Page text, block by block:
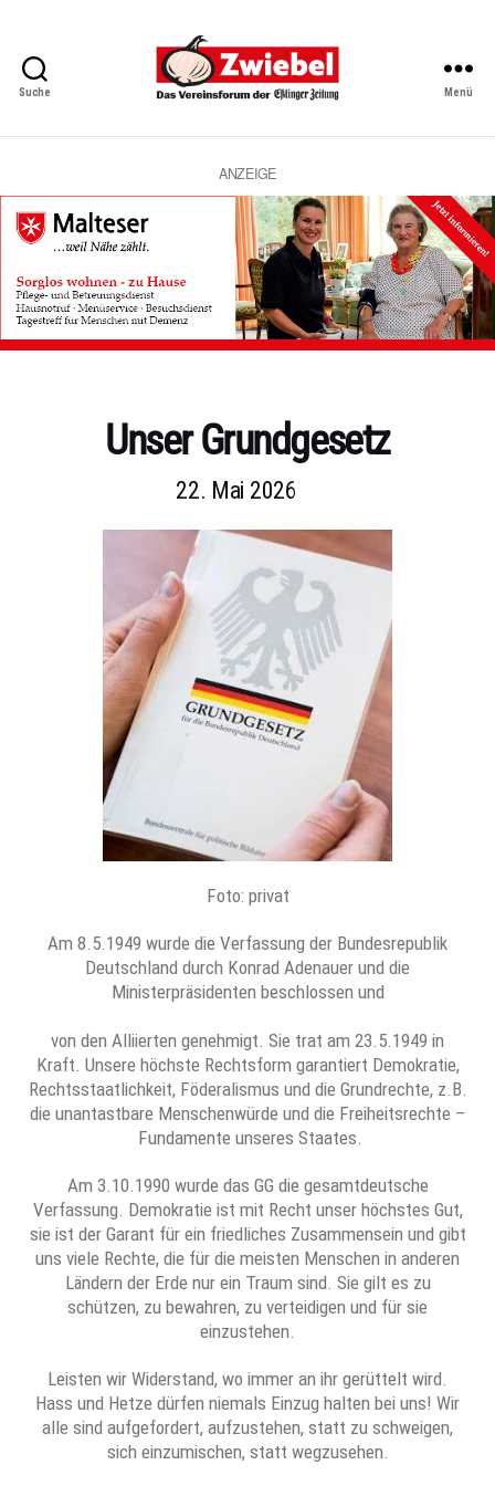
Suche
Vereinsforum
Eßlinger
Zeitung
Menü
ANZEIGE
Unser Grundgesetz
22. Mai 2026
Foto: privat
Am 8.5.1949 wurde die Verfassung der Bundesrepublik
Deutschland durch Konrad Adenauer und die
Ministerpräsidenten beschlossen und
von den Alliierten genehmigt. Sie trat am 23.5.1949 in
Kraft. Unsere höchste Rechtsform garantiert Demokratie,
Rechtsstaatlichkeit, Föderalismus und die Grundrechte, z.B.
die unantastbare Menschenwürde und die Freiheitsrechte –
Fundamente unseres Staates.
Am 3.10.1990 wurde das GG die gesamtdeutsche
Verfassung. Demokratie ist mit Recht unser höchstes Gut,
sie ist der Garant für ein friedliches Zusammensein und gibt
uns viele Rechte, die für die meisten Menschen in anderen
Ländern der Erde nur ein Traum sind. Sie gilt es zu
schützen, zu bewahren, zu verteidigen und für sie
einzustehen.
Leisten wir Widerstand, wo immer an ihr gerüttelt wird.
Hass und Hetze dürfen niemals Einzug halten bei uns! Wir
alle sind aufgefordert, aufzustehen, statt zu schweigen,
sich einzumischen, statt wegzusehen.